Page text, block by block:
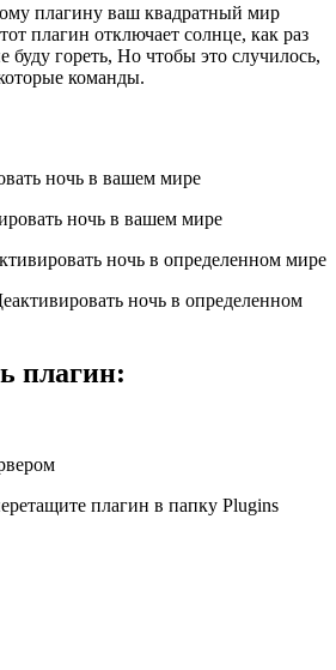
плагину ваш квадратный мир
плагин отключает солнце, как раз
гореть, Но чтобы это случилось,
команды.
ночь в вашем мире
ночь в вашем мире
ночь в определенном мире
ночь в определенном
плагин:
плагин в папку Plugins